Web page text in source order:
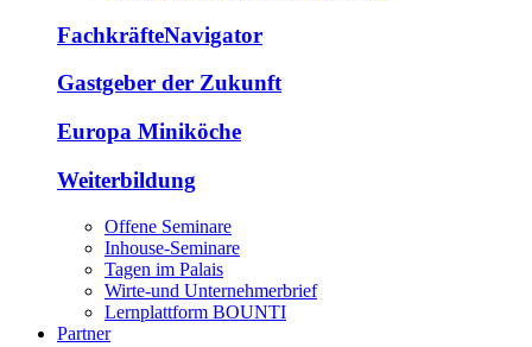
FachkräfteNavigator
Gastgeber der Zukunft
Europa Miniköche
Weiterbildung
Offene Seminare
Inhouse-Seminare
Tagen im Palais
Wirte-und Unternehmerbrief
Lernplattform BOUNTI
Partner